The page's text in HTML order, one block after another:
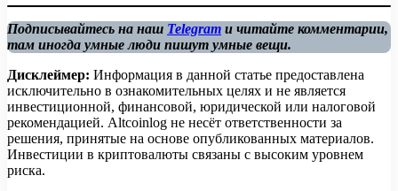
Подписывайтесь на наш Telegram и читайте комментарии,
там иногда умные люди пишут умные вещи.
Дисклеймер: Информация в данной статье предоставлена
исключительно в ознакомительных целях и не является
инвестиционной, финансовой, юридической или налоговой
рекомендацией. Altcoinlog не несёт ответственности за
решения, принятые на основе опубликованных материалов.
Инвестиции в криптовалюты связаны с высоким уровнем
риска.